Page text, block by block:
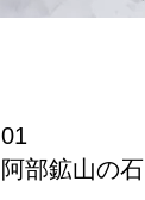
01
​阿部鉱山の石